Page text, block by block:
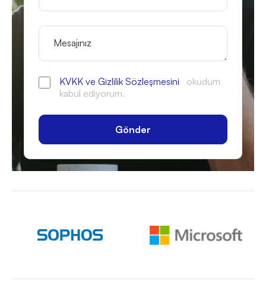
Mesajınız
KVKK ve Gizlilik Sözleşmesini
okudum
kabul ediyorum.
Gönder